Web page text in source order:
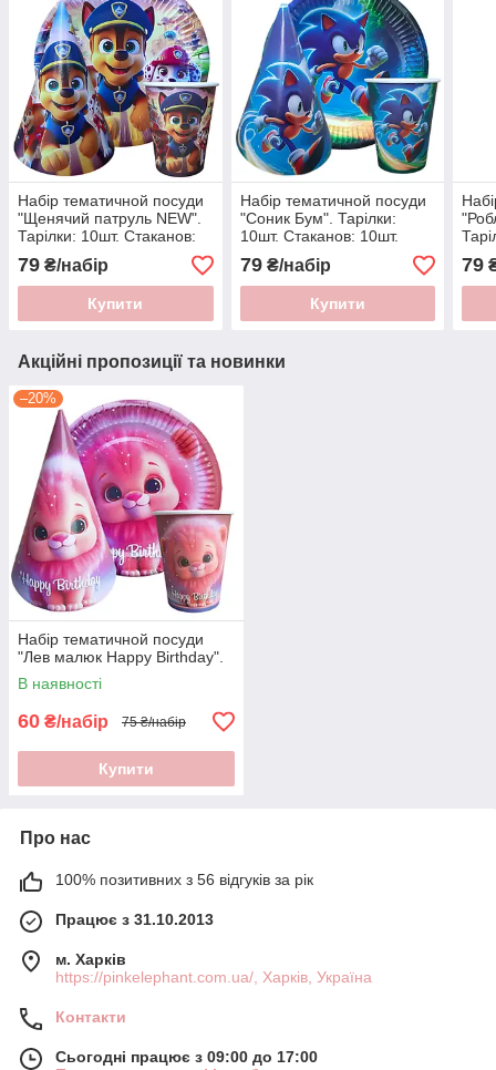
Набір тематичной посуди
"Щенячий патруль NEW".
Тарілки: 10шт. Стаканов:
10шт. Ковпаків: 10шт.
79 ₴/набір
Купити
Набір тематичной посуди
"Соник Бум". Тарілки:
10шт. Стаканов: 10шт.
Ковпаків: 10шт.
79₴/набір
Купити
79
Акційні пропозиції та новинки
–20%
Набір тематичной посуди
"Лев малюк Happy Birthday".
В наявності
60 ₴/набір 75 ₴/набір
Купити
Про нас
100% позитивних з 56 відгуків за рік
Працює з 31.10.2013
м. Харків
https://pinkelephant.com.ua/, Харків, Україна
Контакти
Сьогодні працює з 09:00 до 17:00